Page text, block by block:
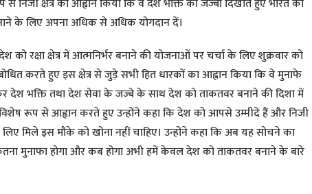
निजी क्षेत्र का आह्वान किया कि वे देश भक्ति का जज्बा दिखाते हुए भारत को
बनाने के लिए अपना अधिक से अधिक योगदान दें।
को रक्षा क्षेत्र में आत्मनिर्भर बनाने की योजनाओं पर चर्चा के लिए शुक्रवार को
करते हुए इस क्षेत्र से जुड़े सभी हित धारकों का आह्वान किया कि वे मुनाफे
देश भक्ति तथा देश सेवा के जज्बे के साथ देश को ताकतवर बनाने की दिशा में
विशेष रूप से आह्वान करते हुए उन्होंने कहा कि देश को आपसे उम्मीदें हैं और निजी
मिले इस मौके को खोना नहीं चाहिए। उन्होंने कहा कि अब यह सोचने का
मुनाफा होगा और कब होगा अभी हमें केवल देश को ताकतवर बनाने के बारे